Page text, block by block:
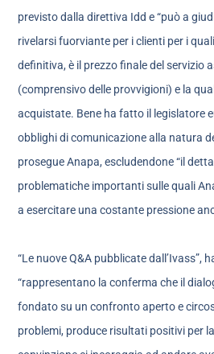
previsto dalla direttiva Idd e “può a
rivelarsi fuorviante per i clienti per i
definitiva, è il prezzo finale del servizio
(comprensivo delle provvigioni) e la
acquistate. Bene ha fatto il legislatore
obblighi di comunicazione alla natura
prosegue Anapa, escludendone “il
problematiche importanti sulle quali
a esercitare una costante pressione
“Le nuove Q&A pubblicate dall’Ivass”,
“rappresentano la conferma che il
fondato su un confronto aperto e
problemi, produce risultati positivi per